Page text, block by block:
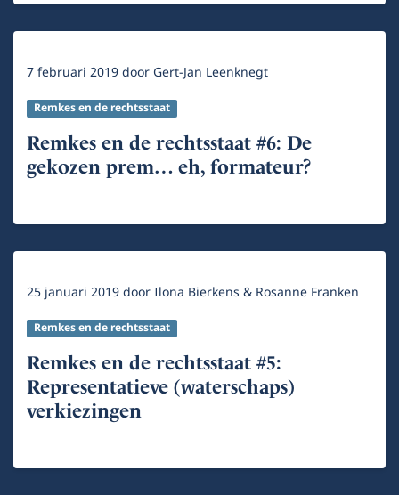
7 februari 2019door Gert-Jan Leenknegt
Remkes en de rechtsstaat
Remkes en de rechtsstaat #6: De
gekozen prem… eh, formateur?
25 januari 2019doorIlona Bierkens & Rosanne Franken
Remkes en de rechtsstaat
Remkes en de rechtsstaat #5:
Representatieve (waterschaps)
verkiezingen